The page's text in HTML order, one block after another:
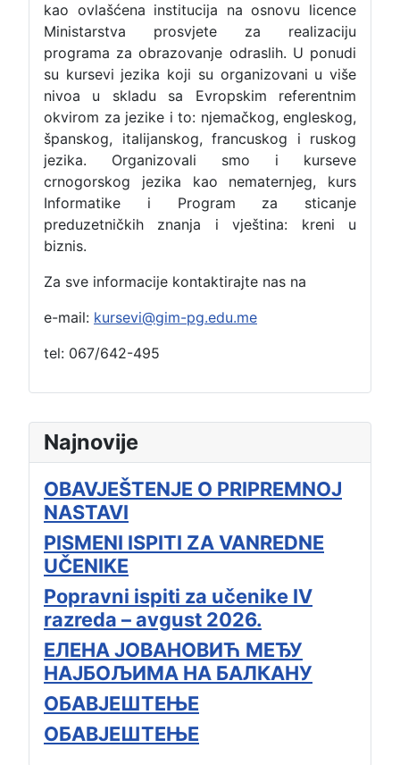
Najnovije
OBAVJEŠTENJE O PRIPREMNOJ
NASTAVI
PISMENI ISPITI ZA VANREDNE
UČENIKE
Popravni ispiti za učenike IV
razreda – avgust 2026.
ЕЛЕНА ЈОВАНОВИЋ МЕЂУ
НАЈБОЉИМА НА БАЛКАНУ
ОБАВЈЕШТЕЊЕ
ОБАВЈЕШТЕЊЕ
kao ovlašćena institucija na osnovu licence
Ministarstva prosvjete za realizaciju
programa za obrazovanje odraslih. U ponudi
su kursevi jezika koji su organizovani u više
nivoa u skladu sa Evropskim referentnim
okvirom za jezike i to: njemačkog, engleskog,
španskog, italijanskog, francuskog i ruskog
jezika. Organizovali smo i kurseve
crnogorskog jezika kao nematernjeg, kurs
Informatike i Program za sticanje
preduzetničkih znanja i vještina: kreni u
biznis.
Za sve informacije kontaktirajte nas na
e-mail: kursevi@gim-pg.edu.me
tel: 067/642-495